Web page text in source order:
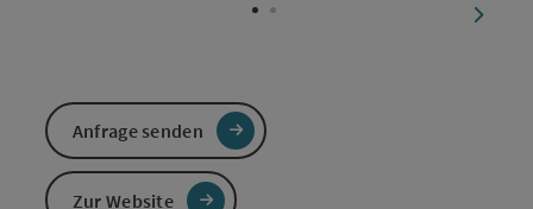
Anfrage senden
Zur Website